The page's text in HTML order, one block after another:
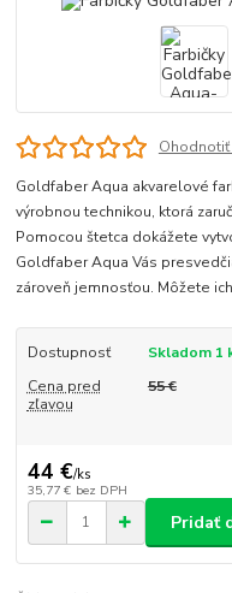
Goldfaber Aqua akvarelové
výrobnou technikou, ktorá
Pomocou štetca dokážete
Goldfaber Aqua Vás
zároveň jemnosťou. Môžete
Dostupnosť
Skladom 1
Cena pred
zľavou
55 €
44 €/ks
35,77 € bez DPH
Pridať